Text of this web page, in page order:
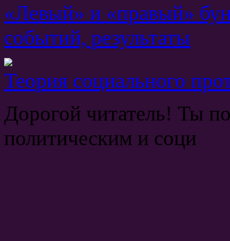
«Левый» и «правый»
событий, результаты
Теория социального
Дорогой читатель! Ты
политическим и соци